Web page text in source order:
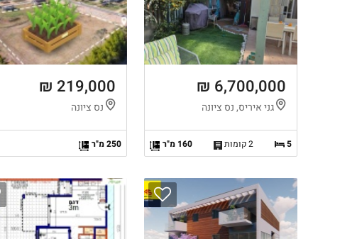
6,700,000 ₪
גני איריס, נס ציונה
5 2 קומות 160 מ"ר
219,000 ₪
נס ציונה
250 מ"ר